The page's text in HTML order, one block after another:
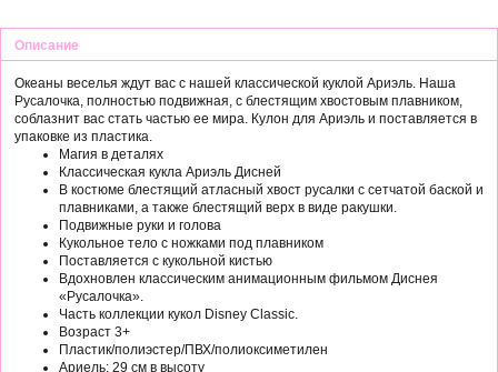
Описание
Океаны веселья ждут вас с нашей классической куклой Ариэль. Наша
Русалочка, полностью подвижная, с блестящим хвостовым плавником,
соблазнит вас стать частью ее мира. Кулон для Ариэль и поставляется в
упаковке из пластика.
Магия в деталях
Классическая кукла Ариэль Дисней
В костюме блестящий атласный хвост русалки с сетчатой баской и
плавниками, а также блестящий верх в виде ракушки.
Подвижные руки и голова
Кукольное тело с ножками под плавником
Поставляется с кукольной кистью
Вдохновлен классическим анимационным фильмом Диснея
«Русалочка».
Часть коллекции кукол Disney Classic.
Возраст 3+
Пластик/полиэстер/ПВХ/полиоксиметилен
Ариель: 29 см в высоту